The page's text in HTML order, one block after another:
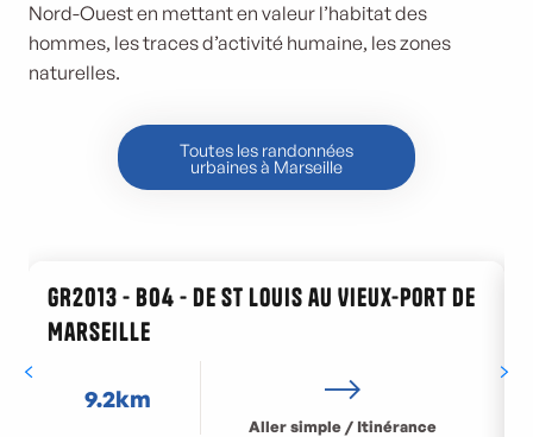
Nord-Ouest en mettant en valeur l’habitat des
hommes, les traces d’activité humaine, les zones
naturelles.
Toutes les randonnées
urbaines à Marseille
GR2013 - B04 - De St Louis au Vieux-Port de
Marseille
9.2km
Aller simple / Itinérance